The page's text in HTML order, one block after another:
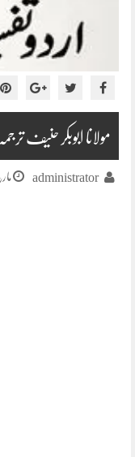
مولانا ابوبکر حنیف ترجمہ
administrator مارچ